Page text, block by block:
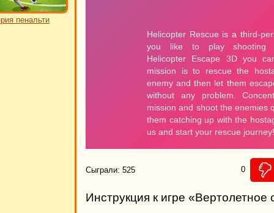
пенальти
Сыграли: 525 0
Инструкция к игре «Вертолетное